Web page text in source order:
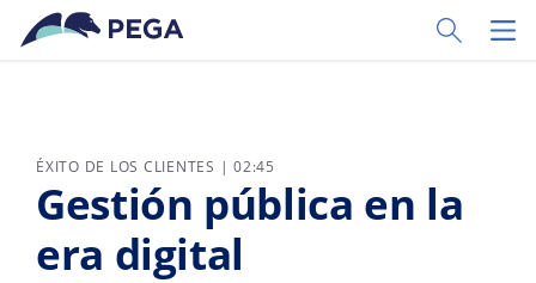
Ir al contenido principal
Toggle
ÉXITO DE LOS CLIENTES | 02:45
Gestión pública en la
era digital